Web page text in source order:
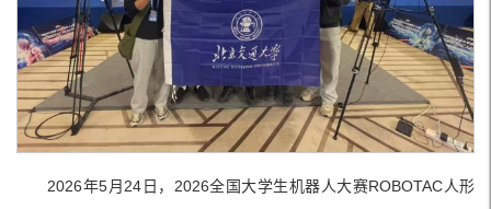
2026年5月24日，2026全国大学生机器人大赛ROBOTAC人形